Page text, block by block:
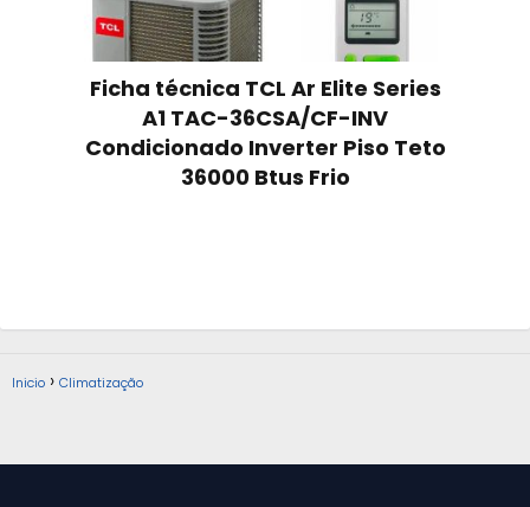
Ficha técnica TCL Ar Elite Series
A1 TAC-36CSA/CF-INV
Condicionado Inverter Piso Teto
36000 Btus Frio
Inicio Climatização